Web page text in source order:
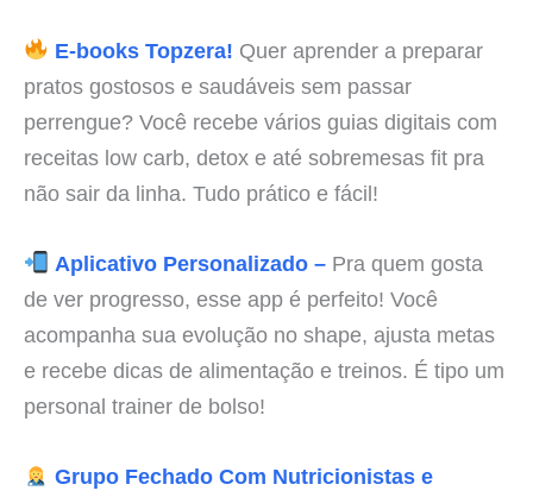
E-books Topzera! Quer aprender a preparar
pratos gostosos e saudáveis sem passar
perrengue? Você recebe vários guias digitais com
receitas low carb, detox e até sobremesas fit pra
não sair da linha. Tudo prático e fácil!
Aplicativo Personalizado –Pra quem gosta
de ver progresso, esse app é perfeito! Você
acompanha sua evolução no shape, ajusta metas
e recebe dicas de alimentação e treinos. É tipo um
personal trainer de bolso!
Grupo Fechado Com Nutricionistas e